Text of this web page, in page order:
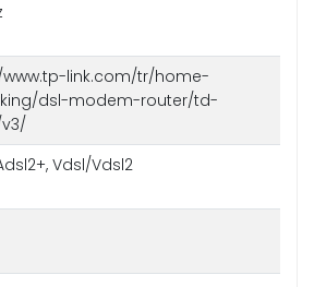
link.com/tr/home-
dsl-modem-router/td-
Vdsl/Vdsl2